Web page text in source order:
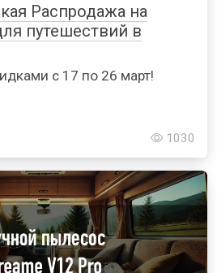
Распродажа на
путешествий в
с 17 по 26 март!
1030